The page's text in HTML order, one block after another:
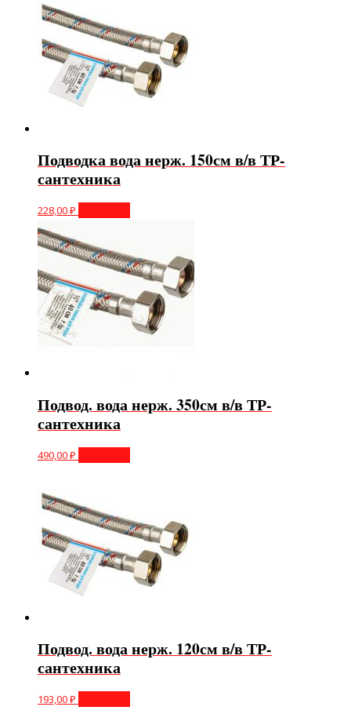
Подводка вода нерж. 150см в/в ТР-
сантехника
228,00₽
Подвод. вода нерж. 350см в/в ТР-
сантехника
490,00₽
Подвод. вода нерж. 120см в/в ТР-
сантехника
193,00₽